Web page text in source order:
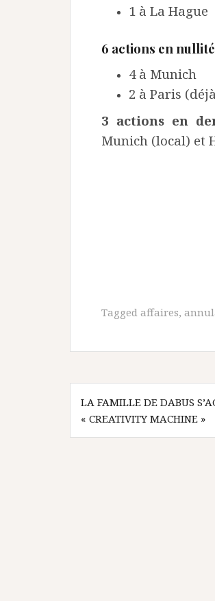
1 à La Hague
6 actions en nullité
4 à Munich
2 à Paris
3 actions en
Munich (local) et
Tagged affaires,
Navigation
de
l’article
LA FAMILLE DE DABUS
« CREATIVITY MACHINE »